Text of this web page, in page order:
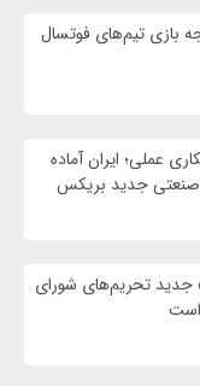
بازی تیم‌های فوتسال
عملی؛ ایران آماده
صنعتی جدید بریکس
جدید تحریم‌های شورای
است